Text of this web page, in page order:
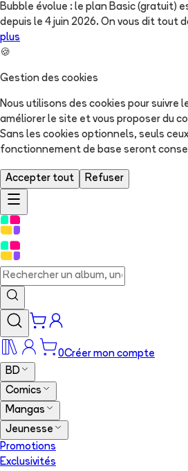
Bubble évolue : le plan Basic (gratuit)
depuis le 4 juin 2026. On vous dit tout
plus
🍪
Gestion des cookies
Nous utilisons des cookies pour suivre
améliorer le site et vous proposer du
Sans les cookies optionnels, seuls
fonctionnement de base seront
Accepter tout Refuser
0Créer mon compte
BD
Comics
Mangas
Jeunesse
Promotions
Exclusivités